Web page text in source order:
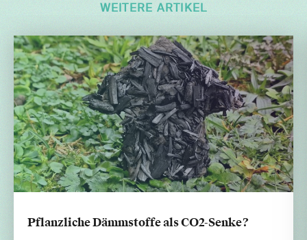
WEITERE ARTIKEL
Pflanzliche Dämmstoffe als CO2-Senke?